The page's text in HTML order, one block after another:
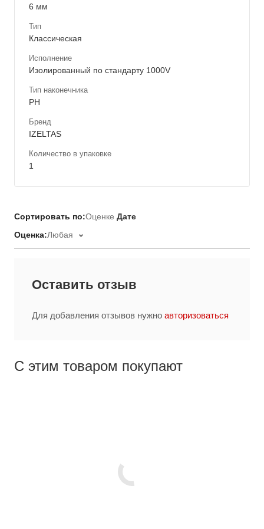
6 мм
Тип
Классическая
Исполнение
Изолированный по стандарту 1000V
Тип наконечника
PH
Бренд
IZELTAS
Количество в упаковке
1
Сортировать по:Оценке Дате
Оценка:Любая
Оставить отзыв
Для добавления отзывов нужно авторизоваться
С этим товаром покупают